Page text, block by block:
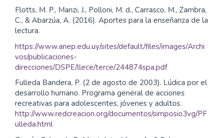
Flotts, M. P., Manzi, J., Polloni, M. d., Carrasco, M., Zambra,
C., & Abarzúa, A. (2016). Aportes para la enseñanza de la
lectura.
https://www.anep.edu.uy/sites/default/files/images/Archi
vos/publicaciones-
direcciones/DSPE/llece/terce/244874spa.pdf
Fulleda Bandera, P. (2 de agosto de 2003). Lúdica por el
desarrollo humano. Programa general de acciones
recreativas para adolescentes, jóvenes y adultos.
http://www.redcreacion.org/documentos/simposio3vg/PF
ulleda.html